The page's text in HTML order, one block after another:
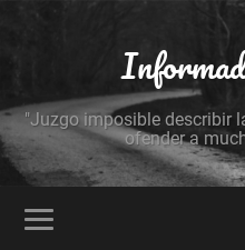
"Juzgo imposible describir
ofender a